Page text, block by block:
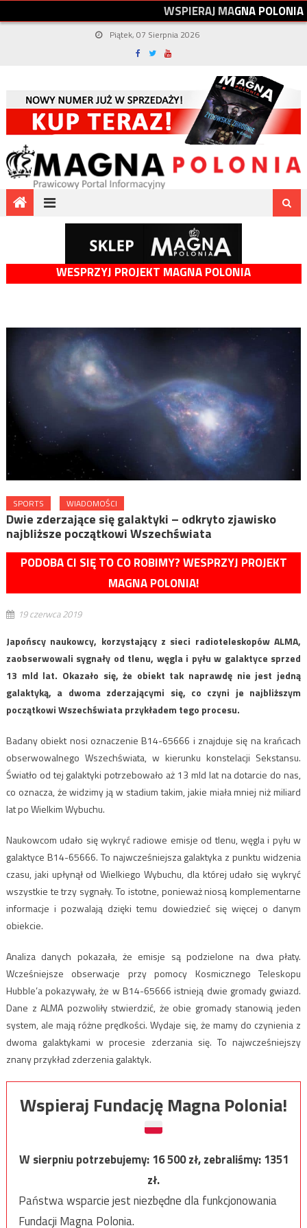
WSPIERAJMAGNAPOLONIA
Piątek, 07 Sierpnia 2026
WESPRZYJ PROJEKT MAGNA POLONIA
SPORTS WIADOMOŚCI
Dwie zderzające się galaktyki – odkryto zjawisko
najbliższe początkowi Wszechświata
PODOBA CI SIĘ TO CO ROBIMY? WESPRZYJ PROJEKT
MAGNA POLONIA!
19 czerwca 2019
Japońscy naukowcy, korzystający z sieci radioteleskopów ALMA,
zaobserwowali sygnały od tlenu, węgla i pyłu w galaktyce sprzed
13 mld lat. Okazało się, że obiekt tak naprawdę nie jest jedną
galaktyką, a dwoma zderzającymi się, co czyni je najbliższym
początkowi Wszechświata przykładem tego procesu.
Badany obiekt nosi oznaczenie B14-65666 i znajduje się na krańcach
obserwowalnego Wszechświata, w kierunku konstelacji Sekstansu.
Światło od tej galaktyki potrzebowało aż 13 mld lat na dotarcie do nas,
co oznacza, że widzimy ją w stadium takim, jakie miała mniej niż miliard
lat po Wielkim Wybuchu.
Naukowcom udało się wykryć radiowe emisje od tlenu, węgla i pyłu w
galaktyce B14-65666. To najwcześniejsza galaktyka z punktu widzenia
czasu, jaki upłynął od Wielkiego Wybuchu, dla której udało się wykryć
wszystkie te trzy sygnały. To istotne, ponieważ niosą komplementarne
informacje i pozwalają dzięki temu dowiedzieć się więcej o danym
obiekcie.
Analiza danych pokazała, że emisje są podzielone na dwa płaty.
Wcześniejsze obserwacje przy pomocy Kosmicznego Teleskopu
Hubble’a pokazywały, że w B14-65666 istnieją dwie gromady gwiazd.
Dane z ALMA pozwoliły stwierdzić, że obie gromady stanowią jeden
system, ale mają różne prędkości. Wydaje się, że mamy do czynienia z
dwoma galaktykami w procesie zderzania się. To najwcześniejszy
znany przykład zderzenia galaktyk.
Wspieraj Fundację Magna Polonia!
W sierpniu potrzebujemy:16 500zł, zebraliśmy:1351
zł.
Państwa wsparcie jest niezbędne dla funkcjonowania
Fundacji Magna Polonia.